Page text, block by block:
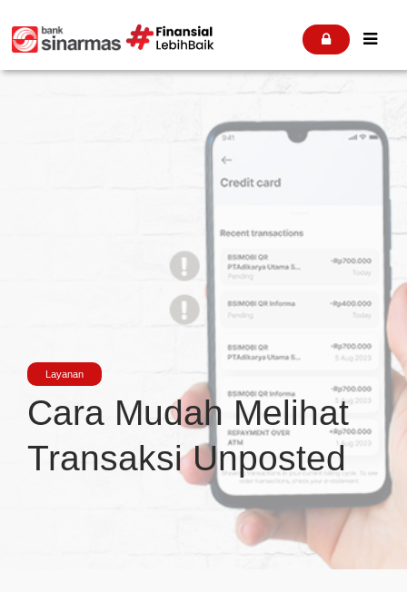
 
Layanan
Cara Mudah Melihat
Transaksi Unposted